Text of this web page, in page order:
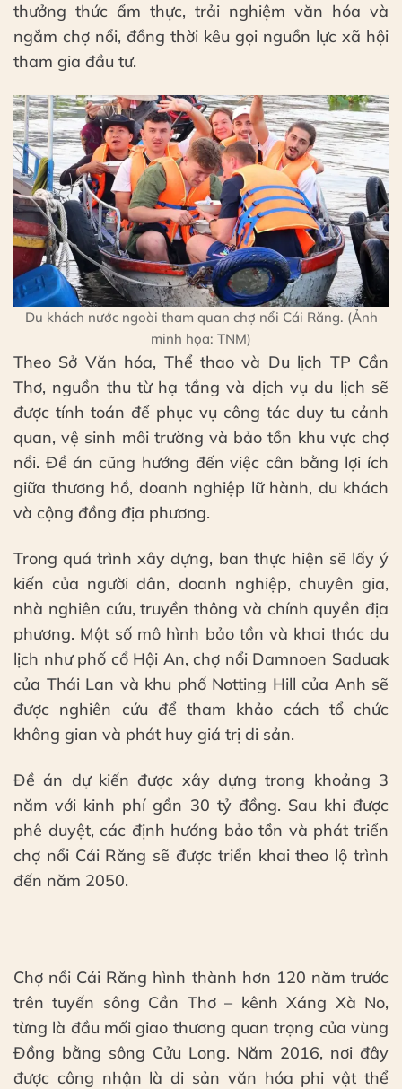
thưởng thức ẩm thực, trải nghiệm văn hóa và
ngắm chợ nổi, đồng thời kêu gọi nguồn lực xã hội
tham gia đầu tư.
Du khách nước ngoài tham quan chợ nổi Cái Răng. (Ảnh
minh họa: TNM)
Theo Sở Văn hóa, Thể thao và Du lịch TP Cần
Thơ, nguồn thu từ hạ tầng và dịch vụ du lịch sẽ
được tính toán để phục vụ công tác duy tu cảnh
quan, vệ sinh môi trường và bảo tồn khu vực chợ
nổi. Đề án cũng hướng đến việc cân bằng lợi ích
giữa thương hồ, doanh nghiệp lữ hành, du khách
và cộng đồng địa phương.
Trong quá trình xây dựng, ban thực hiện sẽ lấy ý
kiến của người dân, doanh nghiệp, chuyên gia,
nhà nghiên cứu, truyền thông và chính quyền địa
phương. Một số mô hình bảo tồn và khai thác du
lịch như phố cổ Hội An, chợ nổi Damnoen Saduak
của Thái Lan và khu phố Notting Hill của Anh sẽ
được nghiên cứu để tham khảo cách tổ chức
không gian và phát huy giá trị di sản.
Đề án dự kiến được xây dựng trong khoảng 3
năm với kinh phí gần 30 tỷ đồng. Sau khi được
phê duyệt, các định hướng bảo tồn và phát triển
chợ nổi Cái Răng sẽ được triển khai theo lộ trình
đến năm 2050.
Chợ nổi Cái Răng hình thành hơn 120 năm trước
trên tuyến sông Cần Thơ – kênh Xáng Xà No,
từng là đầu mối giao thương quan trọng của vùng
Đồng bằng sông Cửu Long. Năm 2016, nơi đây
được công nhận là di sản văn hóa phi vật thể